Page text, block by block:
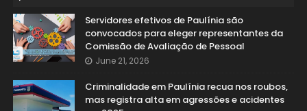
Servidores efetivos de Paulínia são
convocados para eleger representantes da
Comissão de Avaliação de Pessoal
June 21, 2026
Criminalidade em Paulínia recua nos roubos,
mas registra alta em agressões e acidentes